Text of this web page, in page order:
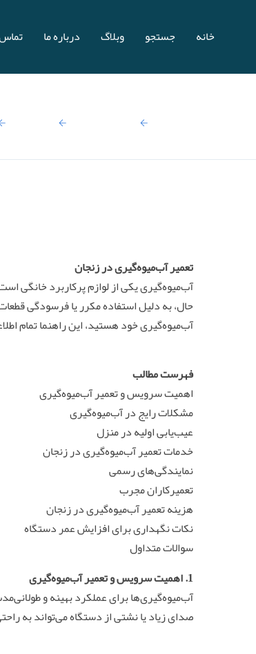
خانه جستجو وبلاگ درباره ما تماس
تعمیر آب‌میوه‌گیری در زنجان
آب‌میوه‌گیری یکی از لوازم پرکاربرد خانگی
حال، به دلیل استفاده مکرر یا فرسودگی
آب‌میوه‌گیری خود هستید، این راهنما تمام
فهرست مطالب
اهمیت سرویس و تعمیر آب‌میوه‌گیری
مشکلات رایج در آب‌میوه‌گیری
عیب‌یابی اولیه در منزل
خدمات تعمیر آب‌میوه‌گیری در زنجان
نمایندگی‌های رسمی
تعمیرکاران مجرب
هزینه تعمیر آب‌میوه‌گیری در زنجان
نکات نگهداری برای افزایش عمر دستگاه
سوالات متداول
1. اهمیت سرویس و تعمیر آب‌میوه‌گیری
آب‌میوه‌گیری‌ها برای عملکرد بهینه و
صدای زیاد یا نشتی از دستگاه می‌تواند به